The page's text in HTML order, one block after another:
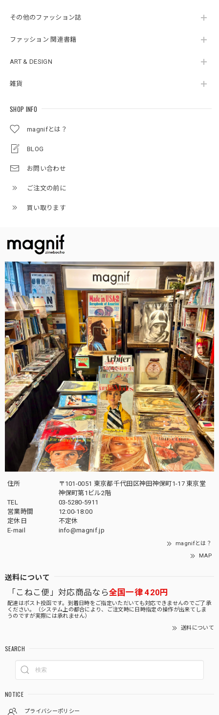
その他のファッション誌
ファッション 関連書籍
ART & DESIGN
雑貨
SHOP INFO
magnifとは？
BLOG
お問い合わせ
ご注文の前に
買い取ります
住所
〒101-0051 東京都千代田区神田神保町1-17 東京堂
神保町第1ビル2階
TEL
03-5280-5911
営業時間
12:00-18:00
定休日
不定休
E-mail
info@magnif.jp
magnifとは？
MAP
送料について
「こねこ便」対応商品なら全国一律 420円
配達はポスト投函です。到着日時をご指定いただいても対応できませんのでご了承
ください。（システム上の都合により、ご注文時に日時指定の操作が出来てしま
うのですが実際には承れません）
送料について
SEARCH
NOTICE
プライバシーポリシー